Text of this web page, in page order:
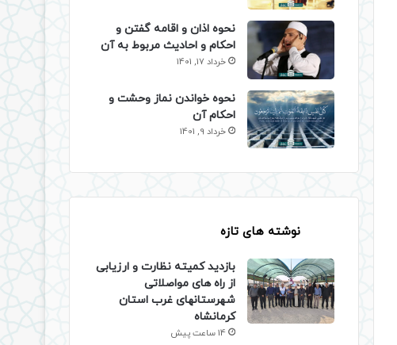
نحوه اذان و اقامه گفتن و
احکام و احادیث مربوط به آن
خرداد 17, 1401
نحوه خواندن نماز وحشت و
احکام آن
خرداد 9, 1401
نوشته های تازه
بازدید کمیته نظارت و ارزیابی
از راه های مواصلاتی
شهرستانهای غرب استان
کرمانشاه
14 ساعت پیش